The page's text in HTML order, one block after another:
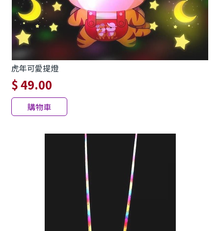
虎年可愛提燈
$ 49.00
購物車